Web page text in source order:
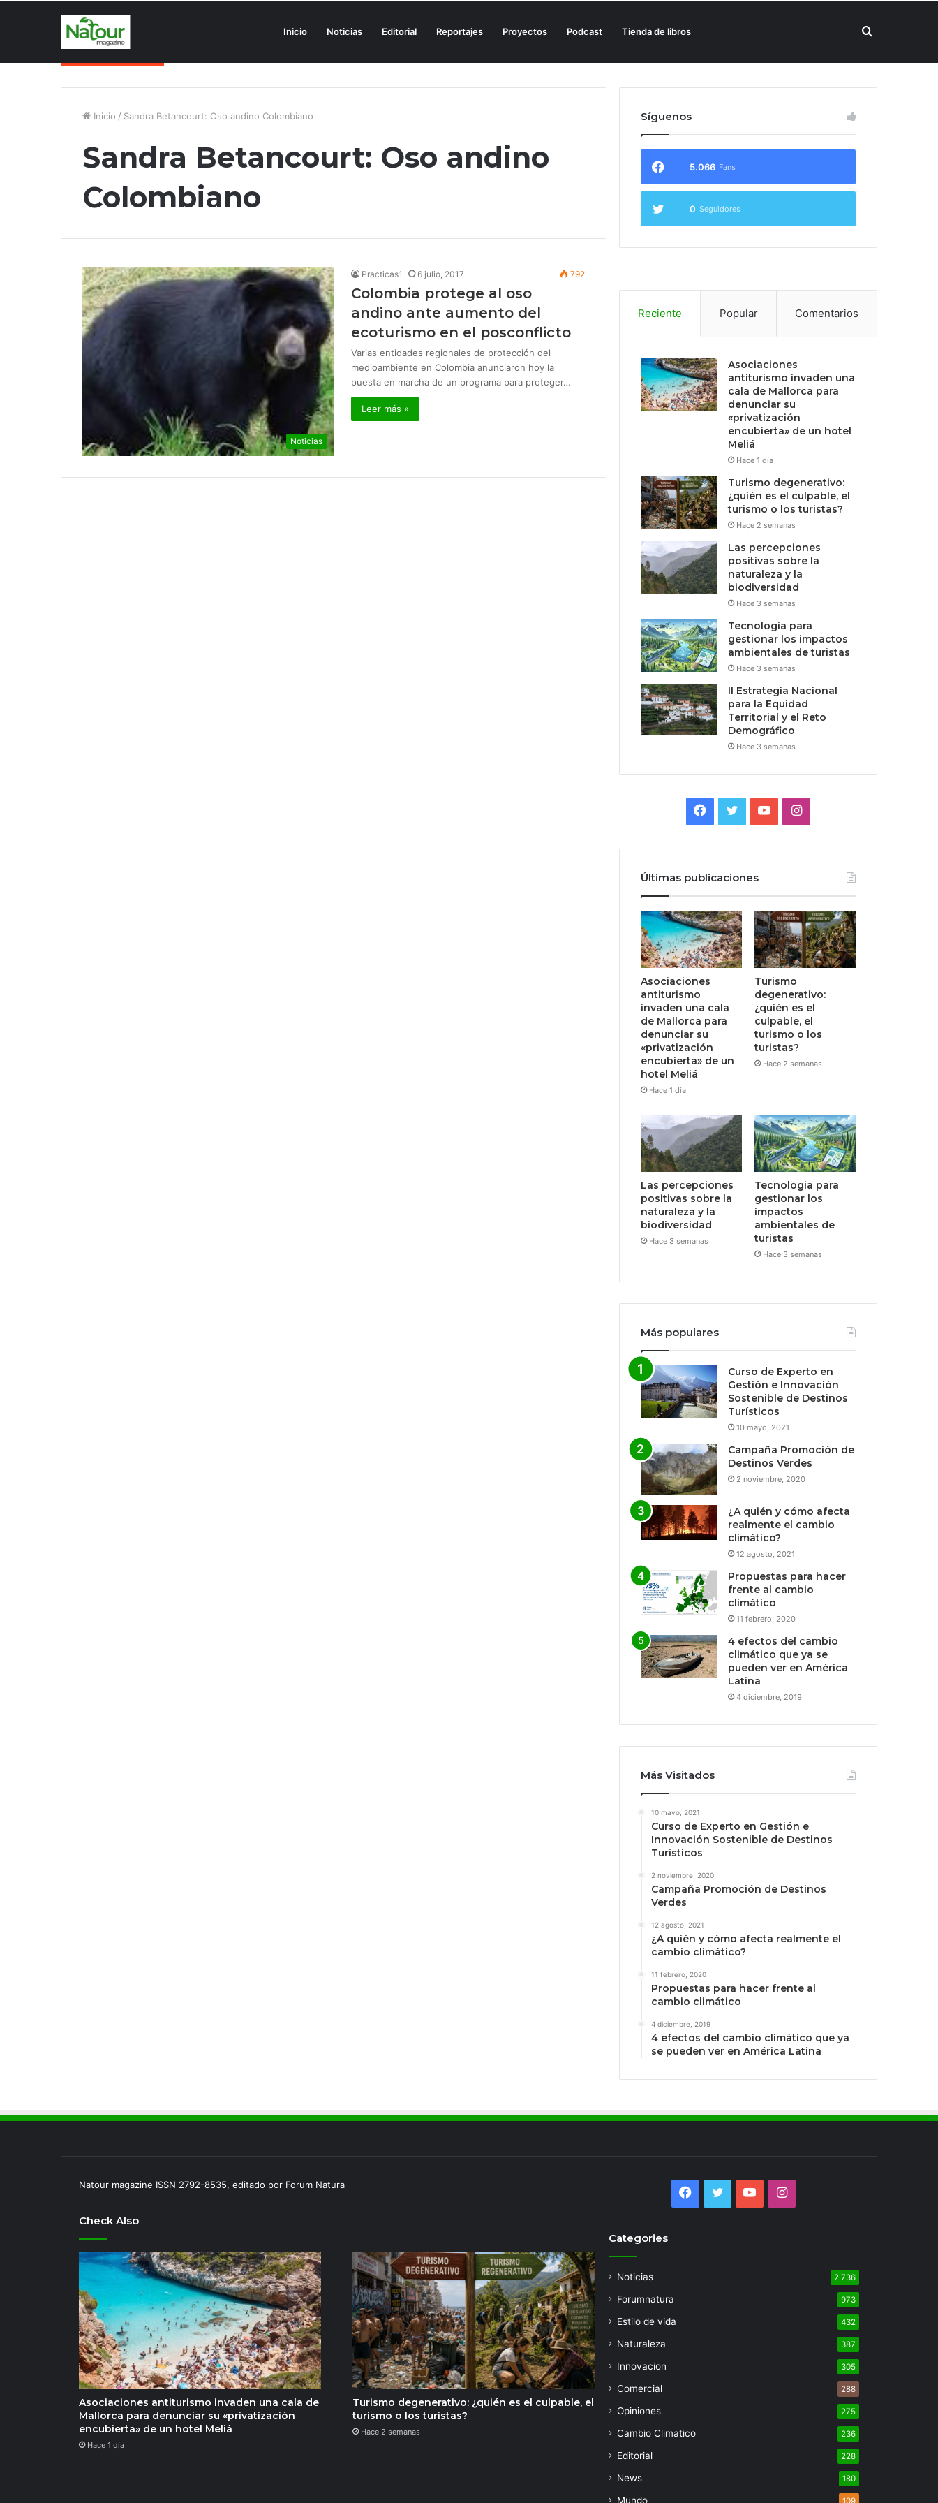
Inicio Noticias Editorial Reportajes Proyectos Podcast Tienda de libros Buscar
Inicio / Sandra Betancourt: Oso andino Colombiano
Sandra Betancourt: Oso andino
Colombiano
Noticias
Practicas1 6 julio, 2017 792
Colombia protege al oso
andino ante aumento del
ecoturismo en el posconflicto
Varias entidades regionales de protección del
medioambiente en Colombia anunciaron hoy la
puesta en marcha de un programa para proteger…
Leer más »
Síguenos
5.066 Fans
0 Seguidores
Reciente Popular Comentarios
Asociaciones
antiturismo invaden una
cala de Mallorca para
denunciar su
«privatización
encubierta» de un hotel
Meliá
Hace 1 día
Turismo degenerativo:
¿quién es el culpable, el
turismo o los turistas?
Hace 2 semanas
Las percepciones
positivas sobre la
naturaleza y la
biodiversidad
Hace 3 semanas
Tecnologia para
gestionar los impactos
ambientales de turistas
Hace 3 semanas
II Estrategia Nacional
para la Equidad
Territorial y el Reto
Demográfico
Hace 3 semanas
Facebook
TwitterYouTubeInstagram
Últimas publicaciones
Asociaciones
antiturismo
invaden una cala
de Mallorca para
denunciar su
«privatización
encubierta» de un
hotel Meliá
Hace 1 día
Turismo
degenerativo:
¿quién es el
culpable, el
turismo o los
turistas?
Hace 2 semanas
Las percepciones
positivas sobre la
naturaleza y la
biodiversidad
Hace 3 semanas
Tecnologia para
gestionar los
impactos
ambientales de
turistas
Hace 3 semanas
Más populares
Curso de Experto en
Gestión e Innovación
Sostenible de Destinos
Turísticos
10 mayo, 2021
Campaña Promoción de
Destinos Verdes
2 noviembre, 2020
¿A quién y cómo afecta
realmente el cambio
climático?
12 agosto, 2021
Propuestas para hacer
frente al cambio
climático
11 febrero, 2020
4 efectos del cambio
climático que ya se
pueden ver en América
Latina
4 diciembre, 2019
Más Visitados
10 mayo, 2021
Curso de Experto en Gestión e
Innovación Sostenible de Destinos
Turísticos
2 noviembre, 2020
Campaña Promoción de Destinos
Verdes
12 agosto, 2021
¿A quién y cómo afecta realmente el
cambio climático?
11 febrero, 2020
Propuestas para hacer frente al
cambio climático
4 diciembre, 2019
4 efectos del cambio climático que ya
se pueden ver en América Latina
Natour magazine ISSN 2792-8535, editado por Forum Natura
Check Also
Asociaciones antiturismo invaden una cala de
Mallorca para denunciar su «privatización
encubierta» de un hotel Meliá
Hace 1 día
Turismo degenerativo: ¿quién es el culpable, el
turismo o los turistas?
Hace 2 semanas
Facebook
TwitterYouTubeInstagram
Categories
Noticias 2.736
Forumnatura 973
Estilo de vida 432
Naturaleza 387
Innovacion 305
Comercial 288
Opiniones 275
Cambio Climatico 236
Editorial 228
News 180
Mundo 109